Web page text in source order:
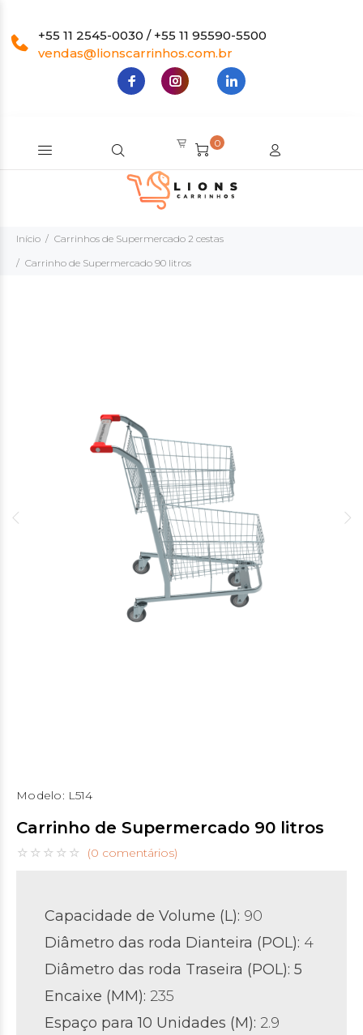
+55 11 2545-0030 / +55 11 95590-5500
vendas@lionscarrinhos.com.br
0
Início
Carrinhos de Supermercado 2 cestas
Carrinho de Supermercado 90 litros
Modelo: L514
Carrinho de Supermercado 90 litros
(0 comentários)
Capacidade de Volume (L): 90
Diâmetro das roda Dianteira (POL): 4
Diâmetro das roda Traseira (POL): 5
Encaixe (MM): 235
Espaço para 10 Unidades (M): 2.9